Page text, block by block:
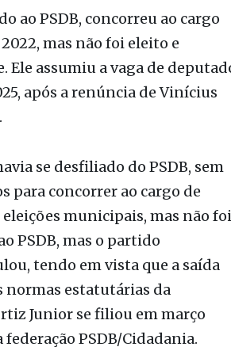
ao PSDB, concorreu ao cargo
mas não foi eleito e
assumiu a vaga de deputado
após a renúncia de Vinícius
se desfiliado do PSDB, sem
para concorrer ao cargo de
municipais, mas não foi
PSDB, mas o partido
tendo em vista que a saída
normas estatutárias da
Junior se filiou em março
PSDB/Cidadania.